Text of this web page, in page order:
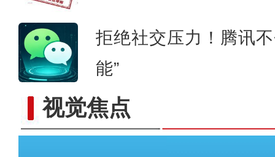
拒绝社交压力！腾讯
能”
视觉焦点
已经一人多高了！让袁隆平“挠头”的